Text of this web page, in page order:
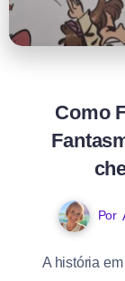
Como
Por
A história